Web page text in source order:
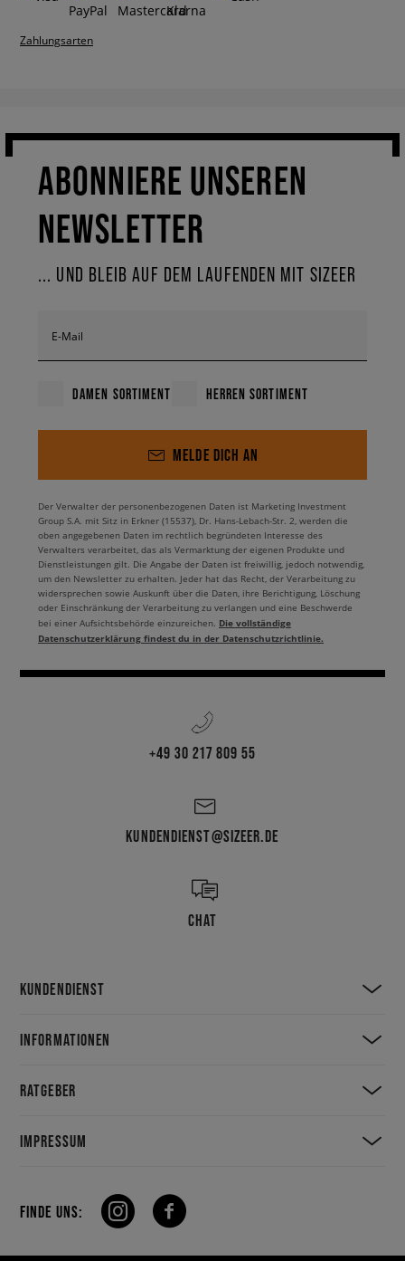
Zahlungsarten
ABONNIERE UNSEREN
NEWSLETTER
... UND BLEIB AUF DEM LAUFENDEN MIT SIZEER
E-Mail
DAMEN SORTIMENT HERREN SORTIMENT
MELDE DICH AN
Der Verwalter der personenbezogenen Daten ist Marketing Investment
Group S.A. mit Sitz in Erkner (15537), Dr. Hans-Lebach-Str. 2, werden die
oben angegebenen Daten im rechtlich begründeten Interesse des
Verwalters verarbeitet, das als Vermarktung der eigenen Produkte und
Dienstleistungen gilt. Die Angabe der Daten ist freiwillig, jedoch notwendig,
um den Newsletter zu erhalten. Jeder hat das Recht, der Verarbeitung zu
widersprechen sowie Auskunft über die Daten, ihre Berichtigung, Löschung
oder Einschränkung der Verarbeitung zu verlangen und eine Beschwerde
bei einer Aufsichtsbehörde einzureichen. Die vollständige
Datenschutzerklärung findest du in der Datenschutzrichtlinie.
+49 30 217 809 55
KUNDENDIENST@SIZEER.DE
CHAT
KUNDENDIENST
INFORMATIONEN
RATGEBER
IMPRESSUM
FINDE UNS: